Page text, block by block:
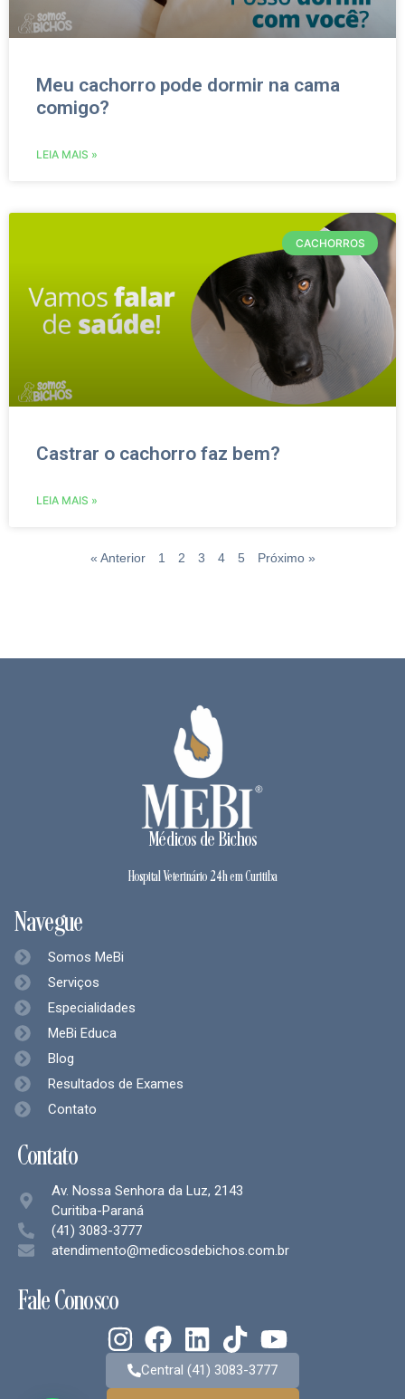
Meu cachorro pode dormir na cama
comigo?
LEIA MAIS »
CACHORROS
Castrar o cachorro faz bem?
LEIA MAIS »
« Anterior 1 2 3 4 5 Próximo »
Médicos de Bichos
Hospital Veterinário 24h em Curitiba
Navegue
Somos MeBi
Serviços
Especialidades
MeBi Educa
Blog
Resultados de Exames
Contato
Contato
Av. Nossa Senhora da Luz, 2143
Curitiba-Paraná
(41) 3083-3777
atendimento@medicosdebichos.com.br
Fale Conosco
Central (41) 3083-3777